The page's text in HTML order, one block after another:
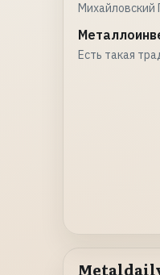
Михайловский
Есть такая